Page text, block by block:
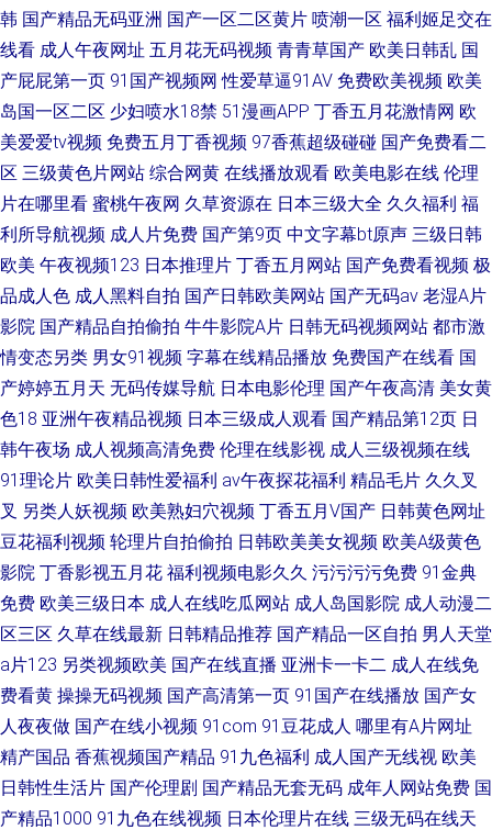
韩 国产精品无码亚洲 国产一区二区黄片 喷潮一区 福利姬足交在
线看 成人午夜网址 五月花无码视频 青青草国产 欧美日韩乱 国
产屁屁第一页 91国产视频网 性爱草逼91AV 免费欧美视频 欧美
岛国一区二区 少妇喷水18禁 51漫画APP 丁香五月花激情网 欧
美爱爱tv视频 免费五月丁香视频 97香蕉超级碰碰 国产免费看二
区 三级黄色片网站 综合网黄 在线播放观看 欧美电影在线 伦理
片在哪里看 蜜桃午夜网 久草资源在 日本三级大全 久久福利 福
利所导航视频 成人片免费 国产第9页 中文字幕bt原声 三级日韩
欧美 午夜视频123 日本推理片 丁香五月网站 国产免费看视频 极
品成人色 成人黑料自拍 国产日韩欧美网站 国产无码av 老湿A片
影院 国产精品自拍偷拍 牛牛影院A片 日韩无码视频网站 都市激
情变态另类 男女91视频 字幕在线精品播放 免费国产在线看 国
产婷婷五月天 无码传媒导航 日本电影伦理 国产午夜高清 美女黄
色18 亚洲午夜精品视频 日本三级成人观看 国产精品第12页 日
韩午夜场 成人视频高清免费 伦理在线影视 成人三级视频在线
91理论片 欧美日韩性爱福利 av午夜探花福利 精品毛片 久久叉
叉 另类人妖视频 欧美熟妇穴视频 丁香五月V国产 日韩黄色网址
豆花福利视频 轮理片自拍偷拍 日韩欧美美女视频 欧美A级黄色
影院 丁香影视五月花 福利视频电影久久 污污污污免费 91金典
免费 欧美三级日本 成人在线吃瓜网站 成人岛国影院 成人动漫二
区三区 久草在线最新 日韩精品推荐 国产精品一区自拍 男人天堂
a片123 另类视频欧美 国产在线直播 亚洲卡一卡二 成人在线免
费看黄 操操无码视频 国产高清第一页 91国产在线播放 国产女
人夜夜做 国产在线小视频 91com 91豆花成人 哪里有A片网址
精产国品 香蕉视频国产精品 91九色福利 成人国产无线视 欧美
日韩性生活片 国产伦理剧 国产精品无套无码 成年人网站免费 国
产精品1000 91九色在线视频 日本伦理片在线 三级无码在线天